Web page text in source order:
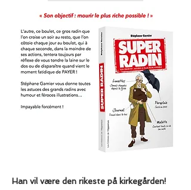
Han vil være den rikeste på kirkegården!